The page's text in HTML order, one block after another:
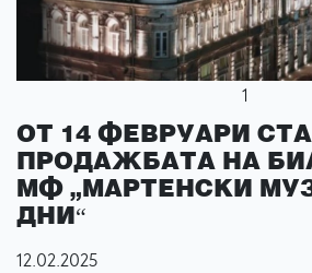
1
ОТ 14 ФЕВРУАРИ
ПРОДАЖБАТА НА
МФ „МАРТЕНСКИ
ДНИ“
12.02.2025